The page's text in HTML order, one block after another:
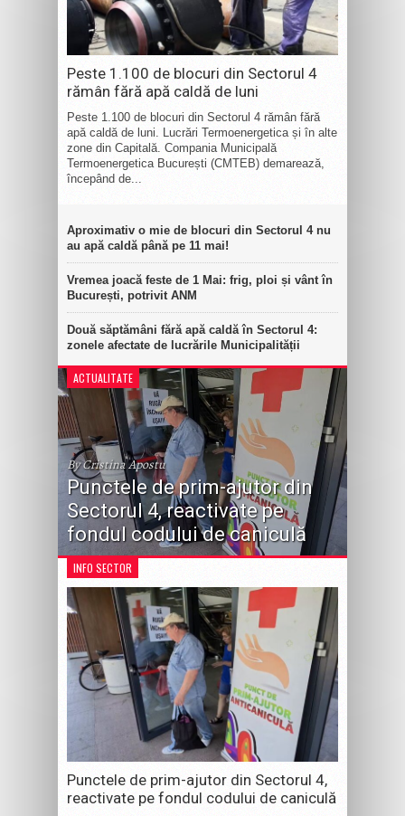
Peste 1.100 de blocuri din Sectorul 4
rămân fără apă caldă de luni
Peste 1.100 de blocuri din Sectorul 4 rămân fără
apă caldă de luni. Lucrări Termoenergetica și în alte
zone din Capitală. Compania Municipală
Termoenergetica București (CMTEB) demarează,
începând de...
Aproximativ o mie de blocuri din Sectorul 4 nu
au apă caldă până pe 11 mai!
Vremea joacă feste de 1 Mai: frig, ploi și vânt în
București, potrivit ANM
Două săptămâni fără apă caldă în Sectorul 4:
zonele afectate de lucrările Municipalității
ACTUALITATE
By Cristina Apostu
Punctele de prim-ajutor din
Sectorul 4, reactivate pe
fondul codului de caniculă
INFO SECTOR
Punctele de prim-ajutor din Sectorul 4,
reactivate pe fondul codului de caniculă